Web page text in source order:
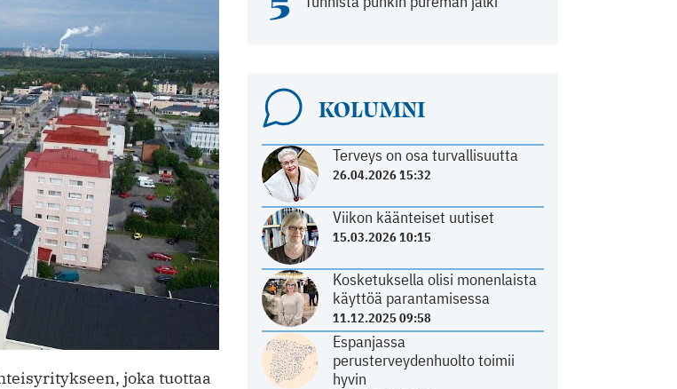
KOLUMNI
Terveys on osa turvallisuutta
26.04.2026 15:32
Viikon käänteiset uutiset
15.03.2026 10:15
Kosketuksella olisi monenlaista
käyttöä parantamisessa
11.12.2025 09:58
Espanjassa
perusterveydenhuolto toimii
hyvin
joka tuottaa